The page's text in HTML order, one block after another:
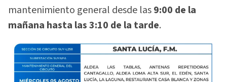
mantenimiento general desde las9:00 de la
mañana hasta las 3:10 de la tarde.